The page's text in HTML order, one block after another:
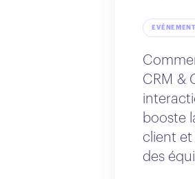
CRM &
booste
client
des